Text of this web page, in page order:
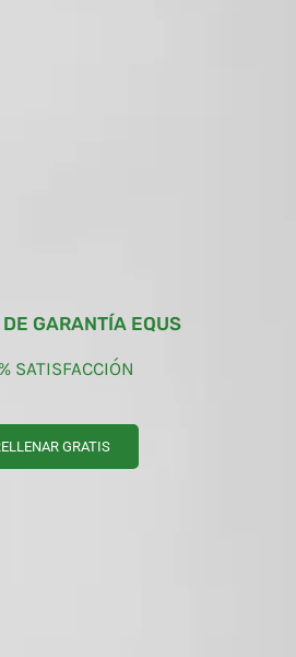
GARANTÍA EQUS
SATISFACCIÓN
GRATIS